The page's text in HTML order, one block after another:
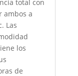
total con
ambos a
Las
los
de